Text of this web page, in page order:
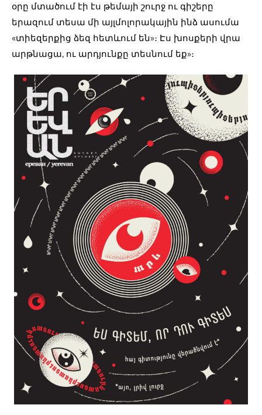
օրը մտածում էի էս թեմայի շուրջ ու գիշերը
երազում տեսա մի այլմոլորակային ինձ ասումա
«տիեզերքից ձեզ հետևում են»։ Էս խոսքերի վրա
արթնացա, ու արդյունքը տեսնում եք»։